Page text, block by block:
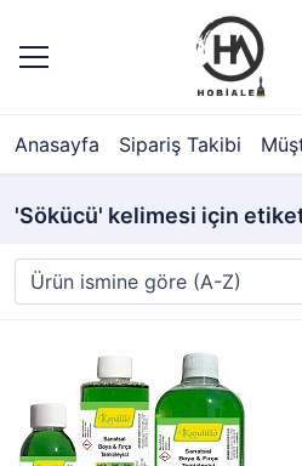
Anasayfa Sipariş Takibi
'Sökücü' kelimesi için